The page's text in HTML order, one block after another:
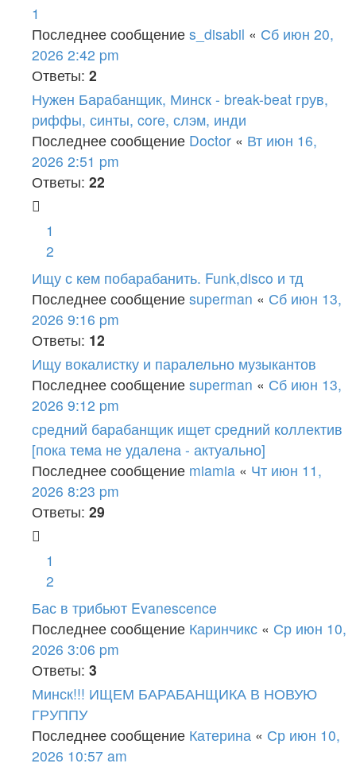
1
Последнее сообщение s_disabil « Сб июн 20,
2026 2:42 pm
Ответы: 2
Нужен Барабанщик, Минск - break-beat грув,
риффы, синты, core, слэм, инди
Последнее сообщение Doctor « Вт июн 16,
2026 2:51 pm
Ответы: 22
1
2
Ищу с кем побарабанить. Funk,disco и тд
Последнее сообщение superman « Сб июн 13,
2026 9:16 pm
Ответы: 12
Ищу вокалистку и паралельно музыкантов
Последнее сообщение superman « Сб июн 13,
2026 9:12 pm
средний барабанщик ищет средний коллектив
[пока тема не удалена - актуально]
Последнее сообщение miamia « Чт июн 11,
2026 8:23 pm
Ответы: 29
1
2
Бас в трибьют Evanescence
Последнее сообщение Каринчикс « Ср июн 10,
2026 3:06 pm
Ответы: 3
Минск!!! ИЩЕМ БАРАБАНЩИКА В НОВУЮ
ГРУППУ
Последнее сообщение Катерина « Ср июн 10,
2026 10:57 am